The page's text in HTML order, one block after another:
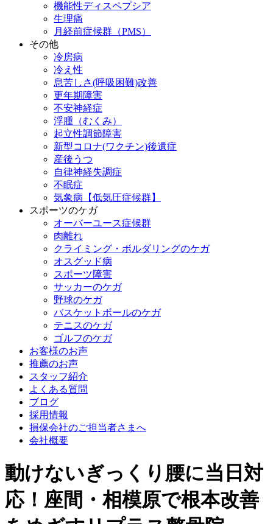
機能性ディスペプシア
生理痛
月経前症候群（PMS）
その他
冷房病
冷え性
息苦しさ(呼吸困難)改善
更年期障害
不安神経症
浮腫（むくみ）
起立性調節障害
新型コロナ(ワクチン)後遺症
産後うつ
自律神経失調症
不眠症
気象病【低気圧症候群】
スポーツのケガ
オーバーユース症候群
肉離れ
クライミング・ボルダリングのケガ
オスグッド病
スポーツ障害
サッカーのケガ
野球のケガ
バスケットボールのケガ
テニスのケガ
ゴルフのケガ
お客様のお声
推薦のお声
スタッフ紹介
よくある質問
ブログ
採用情報
損保会社のご担当者さまへ
会社概要
動けないぎっくり腰に当日対
応！座間・相模原で根本改善